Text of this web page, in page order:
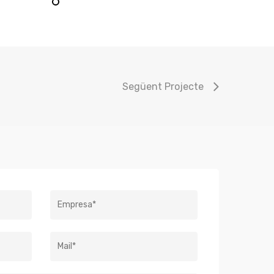
Següent Projecte